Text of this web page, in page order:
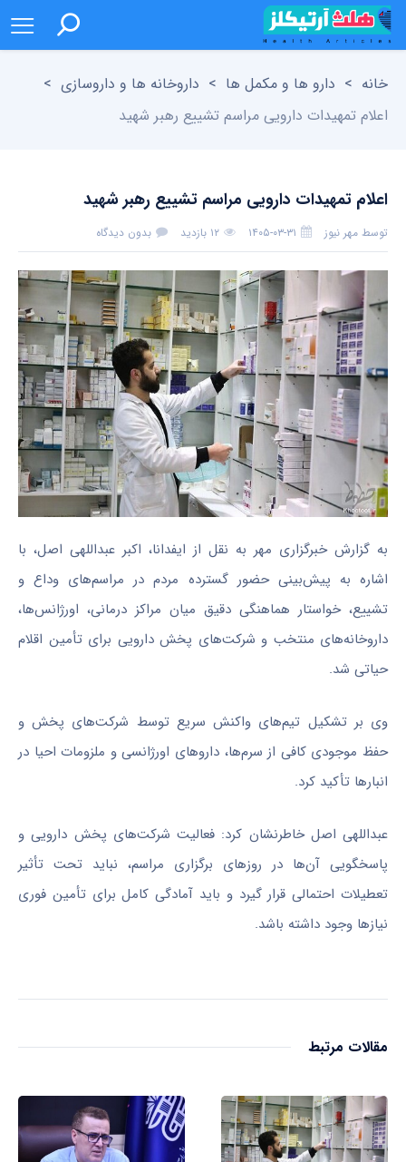
خانه > دارو ها و مکمل ها > داروخانه ها و داروسازی >
اعلام تمهیدات دارویی مراسم تشییع رهبر شهید
اعلام تمهیدات دارویی مراسم تشییع رهبر شهید
توسط مهر نیوز ۱۴۰۵-۰۳-۳۱ ۱۲ بازدید بدون دیدگاه
به گزارش خبرگزاری مهر به نقل از ایفدانا، اکبر عبداللهی اصل، با
اشاره به پیش‌بینی حضور گسترده مردم در مراسم‌های وداع و
تشییع، خواستار هماهنگی دقیق میان مراکز درمانی، اورژانس‌ها،
داروخانه‌های منتخب و شرکت‌های پخش دارویی برای تأمین اقلام
حیاتی شد.
وی بر تشکیل تیم‌های واکنش سریع توسط شرکت‌های پخش و
حفظ موجودی کافی از سرم‌ها، داروهای اورژانسی و ملزومات احیا در
انبارها تأکید کرد.
عبداللهی اصل خاطرنشان کرد: فعالیت شرکت‌های پخش دارویی و
پاسخگویی آن‌ها در روزهای برگزاری مراسم، نباید تحت تأثیر
تعطیلات احتمالی قرار گیرد و باید آمادگی کامل برای تأمین فوری
نیازها وجود داشته باشد.
مقالات مرتبط